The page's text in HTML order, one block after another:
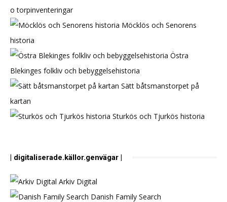
o torpinventeringar
Möcklös och Senorens
historia
Östra
Blekinges folkliv och bebyggelsehistoria
Sätt båtsmanstorpet på
kartan
Sturkös och Tjurkös historia
| digitaliserade.källor.genvägar |
Arkiv Digital
Danish Family Search